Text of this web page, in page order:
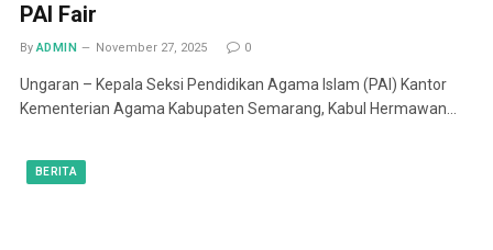
PAI Fair
By ADMIN November 27, 2025 0
Ungaran – Kepala Seksi Pendidikan Agama Islam (PAI) Kantor
Kementerian Agama Kabupaten Semarang, Kabul Hermawan…
BERITA